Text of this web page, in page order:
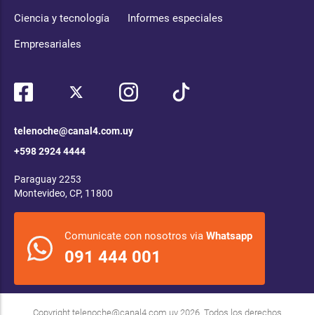
Ciencia y tecnología Informes especiales
Empresariales
telenoche@canal4.com.uy
+598 2924 4444
Paraguay 2253
Montevideo, CP, 11800
Comunicate con nosotros via Whatsapp
091 444 001
Copyright telenoche@canal4.com.uy2026. Todos los derechos